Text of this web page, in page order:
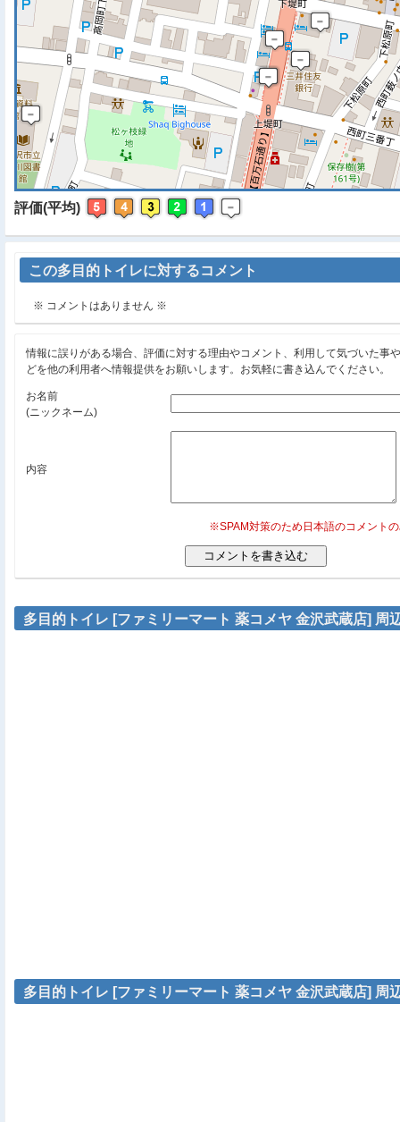
評価(平均)
この多目的トイレに対するコメント
※ コメントはありません ※
情報に誤りがある場合、評価に対する理由やコメント、利用して気づいた事
どを他の利用者へ情報提供をお願いします。お気軽に書き込んでください。
お名前
(ニックネーム)
内容
※SPAM対策のため日本語のコメント
多目的トイレ [ファミリーマート 薬コメヤ 金沢武蔵店] 周
多目的トイレ [ファミリーマート 薬コメヤ 金沢武蔵店] 周